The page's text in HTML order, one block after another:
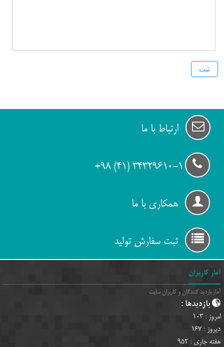
ارتباط با ما
34329610-1 (۴۱) ۹۸+
همکاری با ما
ثبت سفارش تولید
آمار کاربران
آمار بازدید کنندگان و کاربران سایت
بازدیدها :
امروز :
103
دیروز :
167
هفته جاری : 952